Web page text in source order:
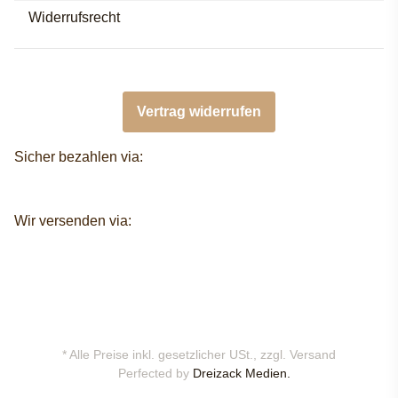
Widerrufsrecht
Vertrag widerrufen
Sicher bezahlen via:
Wir versenden via:
* Alle Preise inkl. gesetzlicher USt., zzgl. Versand
Perfected by Dreizack Medien.